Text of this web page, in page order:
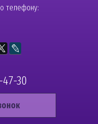
телефону:
47-30